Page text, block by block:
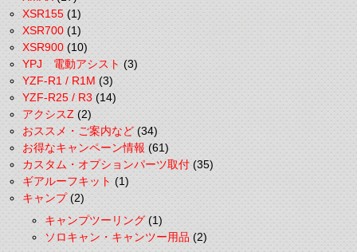
XSR155(1)
XSR700(1)
XSR900(10)
YPJ 電動アシスト(3)
YZF-R1 / R1M(3)
YZF-R25 / R3(14)
アクシスZ(2)
おススメ・ご案内など(34)
お得なキャンペーン情報(61)
カスタム・オプションパーツ取付(35)
ギアルーフキット(1)
キャンプ(2)
キャンプツーリング(1)
ソロキャン・キャンツー用品(2)